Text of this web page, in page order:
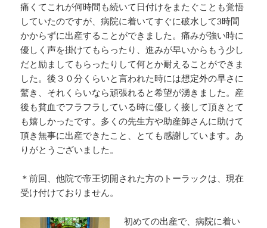
痛くてこれが何時間も続いて日付けをまたぐことも覚悟
していたのですが、病院に着いてすぐに破水して3時間
かからずに出産することができました。痛みが強い時に
優しく声を掛けてもらったり、進みが早いからもう少し
だと励ましてもらったりして何とか耐えることができま
した。後３０分くらいと言われた時には想定外の早さに
驚き、それくらいなら頑張れると希望が湧きました。産
後も貧血でフラフラしている時に優しく接して頂きとて
も嬉しかったです。多くの先生方や助産師さんに助けて
頂き無事に出産できたこと、とても感謝しています。あ
りがとうございました。
＊前回、他院で帝王切開された方のトーラックは、現在
受け付けておりません。
初めての出産で、病院に着い